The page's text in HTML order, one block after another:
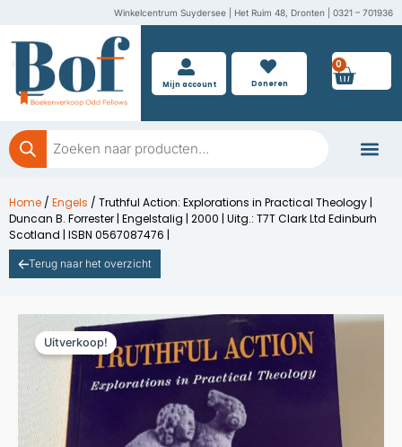
inhoud
Winkelcentrum Suydersee | Het Ruim 48, Dronten | 0321 – 701936
Mijn account Doneren
0
Producten
zoeken
Home / Engels / Truthful Action: Explorations in Practical Theology |
Duncan B. Forrester | Engelstalig | 2000 | Uitg.: T7T Clark Ltd Edinburh
Scotland | ISBN 0567087476 |
Terug naar het overzicht
Uitverkoop!